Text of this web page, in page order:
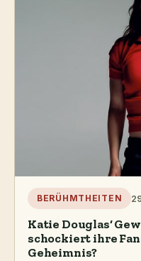
BERÜHMTHEITEN
Katie Douglas‘
schockiert ihre
Geheimnis?